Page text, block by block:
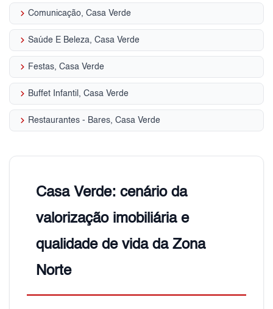
keyboard_arrow_right Comunicação, Casa Verde
keyboard_arrow_right Saúde E Beleza, Casa Verde
keyboard_arrow_right Festas, Casa Verde
keyboard_arrow_right Buffet Infantil, Casa Verde
keyboard_arrow_right Restaurantes - Bares, Casa Verde
Casa Verde: cenário da
valorização imobiliária e
qualidade de vida da Zona
Norte